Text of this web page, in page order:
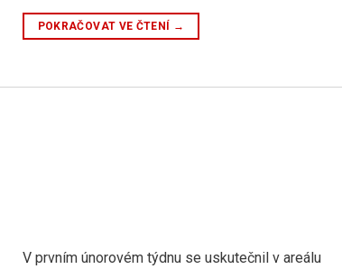
POKRAČOVAT VE ČTENÍ →
V prvním únorovém týdnu se uskutečnil v areálu